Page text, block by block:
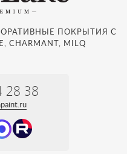
ПОКРЫТИЯ С
CHARMANT, MILQ
28 38